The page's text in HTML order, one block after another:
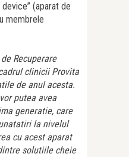
(aparat de
membrele
Recuperare
clinicii Provita
de anul acesta.
putea avea
generatie, care
la nivelul
cu acest aparat
solutiile cheie